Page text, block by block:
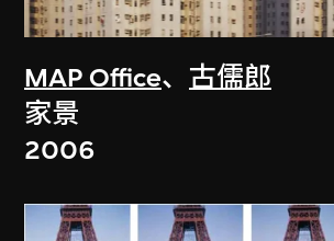
MAP Office、 古儒郎
家景
2006